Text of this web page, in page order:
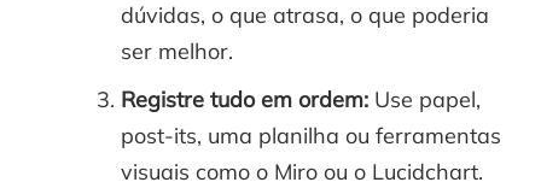
dúvidas, o que atrasa, o que poderia
ser melhor.
Registre tudo em ordem: Use papel,
post-its, uma planilha ou ferramentas
visuais como o Miro ou o Lucidchart.